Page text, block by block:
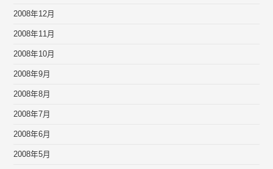
2008年12月
2008年11月
2008年10月
2008年9月
2008年8月
2008年7月
2008年6月
2008年5月